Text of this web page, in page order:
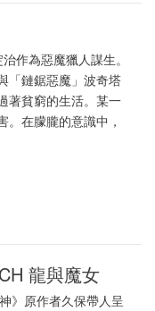
作為惡魔獵人謀生。
「鏈鋸惡魔」波奇塔
著貧窮的生活。某一
。在朦朧的意識中，
龍與魔女
》原作者久保帶人呈